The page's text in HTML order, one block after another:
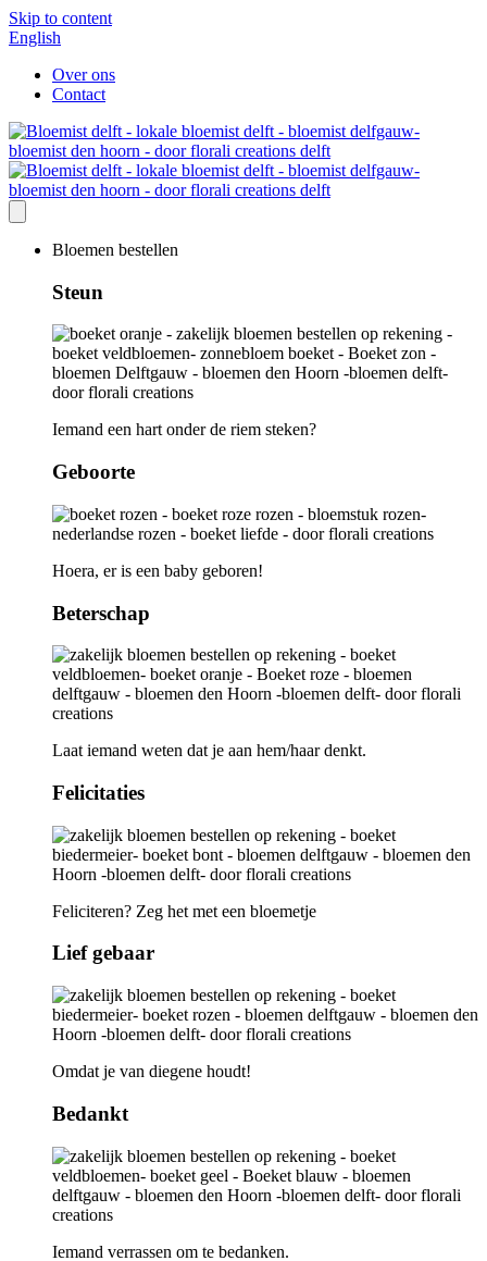
Skip to content
English
Over ons
Contact
Bloemen bestellen
Steun
Iemand een hart onder de riem steken?
Geboorte
Hoera, er is een baby geboren!
Beterschap
Laat iemand weten dat je aan hem/haar denkt.
Felicitaties
Feliciteren? Zeg het met een bloemetje
Lief gebaar
Omdat je van diegene houdt!
Bedankt
Iemand verrassen om te bedanken.